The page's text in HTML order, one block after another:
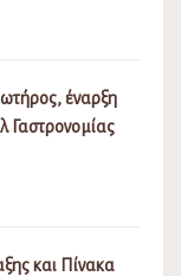
έναρξη
Γαστρονομίας
και Πίνακα